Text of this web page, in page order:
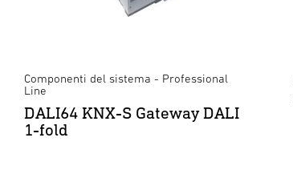
Componenti del sistema - Professional
Line
DALI64 KNX-S Gateway DALI
1-fold